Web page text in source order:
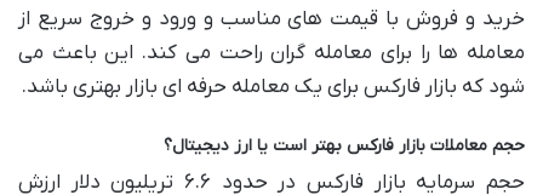
خرید و فروش با قیمت های مناسب و ورود و خروج سریع از
معامله ها را برای معامله گران راحت می کند. این باعث می
شود که بازار فارکس برای یک معامله حرفه ای بازار بهتری باشد.
حجم معاملات بازار فارکس بهتر است یا ارز دیجیتال؟
حجم سرمایه بازار فارکس در حدود ۶.۶ تریلیون دلار ارزش